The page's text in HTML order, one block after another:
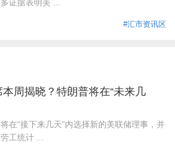
证据表明美 ...
#汇市资讯区
周揭晓？特朗普将在“未来几
“接下来几天”内选择新的美联储理事，并
工统计 ...